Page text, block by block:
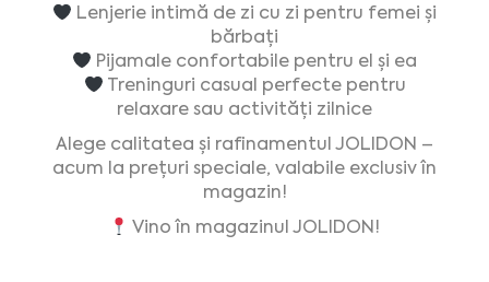
Lenjerie intimă de zi cu zi pentru femei și
bărbați
Pijamale confortabile pentru el și ea
Treninguri casual perfecte pentru
relaxare sau activități zilnice
Alege calitatea și rafinamentul JOLIDON –
acum la prețuri speciale, valabile exclusiv în
magazin!
Vino în magazinul JOLIDON!